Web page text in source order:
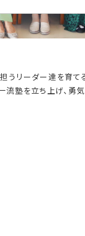
リーダー達を育て
塾を立ち上げ、勇気